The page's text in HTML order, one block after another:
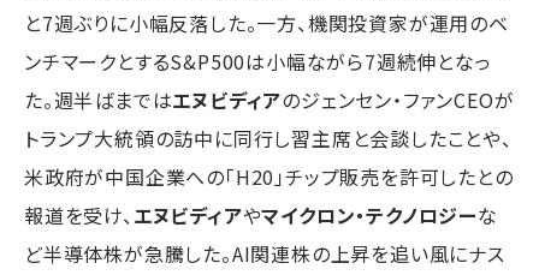
と7週ぶりに小幅反落した。一方、機関投資家が運用のベ
ンチマークとするS&P500は小幅ながら7週続伸となっ
た。週半ばまではエヌビディアのジェンセン・ファンCEOが
トランプ大統領の訪中に同行し習主席と会談したことや、
米政府が中国企業への「H20」チップ販売を許可したとの
報道を受け、 エヌビディアやマイクロン・テクノロジーな
ど半導体株が急騰した。AI関連株の上昇を追い風にナス